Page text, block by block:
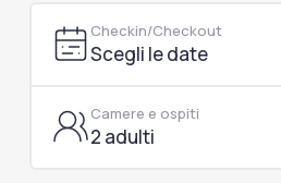
Checkin/Checkout
Scegli le date
Camere e ospiti
2 adulti